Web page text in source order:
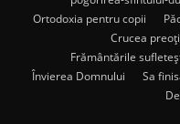
Ortodoxia pentru copii
Crucea
Frământările
Învierea Domnului
Sa